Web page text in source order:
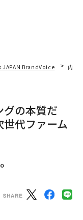
えていない高
トラック候補が
充電したい家庭
検査規則」は、
申請と検査を要
多くの人々が試
導入された商品
）を超える価格
ァミリーサイズ
贅沢税が追加され
JAPAN BrandVoice 内製
グの本質だ
世代ファーム